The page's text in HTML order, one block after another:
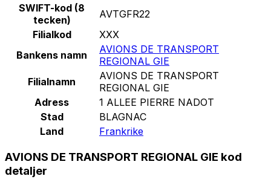
SWIFT-kod (8
tecken)
AVTGFR22
Filialkod
XXX
Bankens namn
AVIONS DE TRANSPORT
REGIONAL GIE
Filialnamn
AVIONS DE TRANSPORT
REGIONAL GIE
Adress
1 ALLEE PIERRE NADOT
Stad
BLAGNAC
Land
Frankrike
AVIONS DE TRANSPORT REGIONAL GIE kod
detaljer